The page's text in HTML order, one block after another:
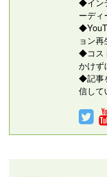
ーデ
ョン
◆コス
かけず
◆記事
信して